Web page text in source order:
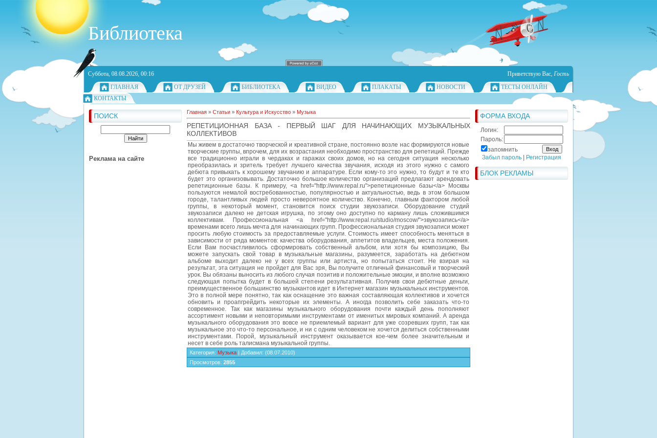
Библиотека
Суббота, 08.08.2026, 00:16 Приветствую Вас, Гость
ГЛАВНАЯ
ОТ ДРУЗЕЙ БИБЛИОТЕКА ВИДЕО ПЛАКАТЫ НОВОСТИ
ТЕСТЫ ОНЛАЙН
КОНТАКТЫ
ПОИСК
Реклама на сайте
ФОРМА ВХОДА
Логин:
Пароль:
запомнить
Забыл пароль
Регистрация
БЛОК РЕКЛАМЫ
Главная » Статьи » Культура и Искусство » Музыка
РЕПЕТИЦИОННАЯ БАЗА - ПЕРВЫЙ ШАГ ДЛЯ НАЧИНАЮЩИХ МУЗЫКАЛЬНЫХ
КОЛЛЕКТИВОВ
Мы живем в достаточно творческой и креативной стране, постоянно возле нас формируются новые
творческие группы, впрочем, для их возрастания необходимо пространство для репетиций. Прежде
все традиционно играли в чердаках и гаражах своих домов, но на сегодня ситуация несколько
преобразилась и зритель требует лучшего качества звучания, исходя из этого нужно с самого
дебюта привыкать к хорошему звучанию и аппаратуре. Если кому-то это нужно, то будут и те кто
будет это организовывать. Достаточно большое количество организаций предлагают арендовать
репетиционные базы. К примеру, <a href="http://www.repal.ru">репетиционные базы</a> Москвы
пользуются немалой востребованностью, популярностью и актуальностью, ведь в этом большом
городе, талантливых людей просто невероятное количество. Конечно, главным фактором любой
группы, в некоторый момент, становится поиск студии звукозаписи. Оборудование студий
звукозаписи далеко не детская игрушка, по этому оно доступно по карману лишь сложившимся
коллективам. Профессиональная <a href="http://www.repal.ru/studio/moscow/">звукозапись</a>
временами всего лишь мечта для начинающих групп. Профессиональная студия звукозаписи может
просить любую стоимость за предоставляемые услуги. Стоимость имеет способность меняться в
зависимости от ряда моментов: качества оборудования, аппетитов владельцев, места положения.
Если Вам посчастливилось сформировать собственный альбом, или хотя бы композицию, Вы
можете запускать свой товар в музыкальные магазины, разумеется, заработать на дебютном
альбоме выходит далеко не у всех группы или артиста, но попытаться стоит. Не взирая на
результат, эта ситуация не пройдет для Вас зря, Вы получите отличный финансовый и творческий
урок. Вы обязаны выносить из любого случая позитив и положительные эмоции, и вполне возможно
следующая попытка будет в большей степени результативная. Получив свои дебютные деньги,
преимущественное большинство музыкантов идет в Интернет магазин музыкальных инструментов.
Это в полной мере понятно, так как оснащение это важная составляющая коллективов и хочется
обновить и проапгрейдить некоторые их элементы. А иногда позволить себе заказать что-то
современное. Так как магазины музыкального оборудования почти каждый день пополняют
ассортимент новыми и неповторимыми инструментами от именитых мировых компаний. А аренда
музыкального оборудования это вовсе не приемлемый вариант для уже созревших групп, так как
музыкальное это что-то персональное, и ни с одним человеком не хочется делиться собственными
инструментами. Порой, музыкальный инструмент оказывается кое-чем более значительным и
несет в себе роль талисмана музыкальной группы.
Категория: Музыка | Добавил: (08.07.2010)
Просмотров: 2855